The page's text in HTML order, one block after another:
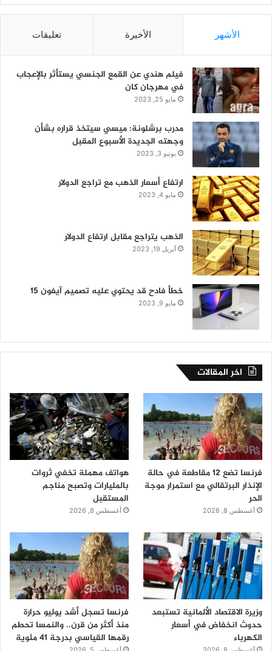
الأشهر الأخيرة تعليقات
فيلم هندي عن القمع الجنسي يستأثر بالإعجاب
في مهرجان كان
مايو 25, 2023
مدرب برشلونة: ميسي سيتخذ قراره بشأن
وجهته الجديدة الأسبوع المقبل
يونيو 3, 2023
ارتفاع أسعار الذهب مع تراجع الدولار
مايو 4, 2023
الذهب يتراجع مقابل ارتفاع الدولار
أبريل 19, 2023
خطأ فادح قد يحتوي عليه تصميم آيفون 15
مايو 9, 2023
اخر المقالات
فرنسا تضع 12 مقاطعة في حالة
الإنذار البرتقالي مع استمرار موجة
الحر
أغسطس 8, 2026
هواتف مهملة تخفي ثروات
بالمليارات وتصبح مناجم
المستقبل
أغسطس 8, 2026
وزيرة الاقتصاد الألمانية تستبعد
حدوث انخفاض في أسعار
الكهرباء
فرنسا تسجل أشد يوليو حرارة
منذ أكثر من قرن.. والنمسا تحطم
رقمها القياسي بدرجة 41 مئوية